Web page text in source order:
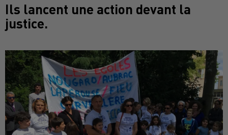
Ils lancent une action devant la
justice.